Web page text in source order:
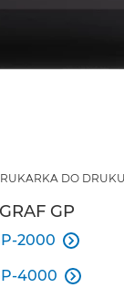
DO
GP
2000 
4000 